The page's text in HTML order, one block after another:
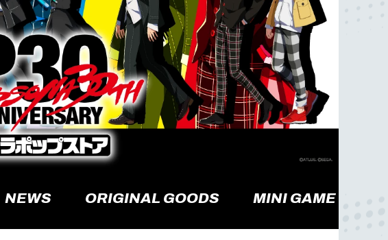
NEWS ORIGINAL GOODS MINI GAME